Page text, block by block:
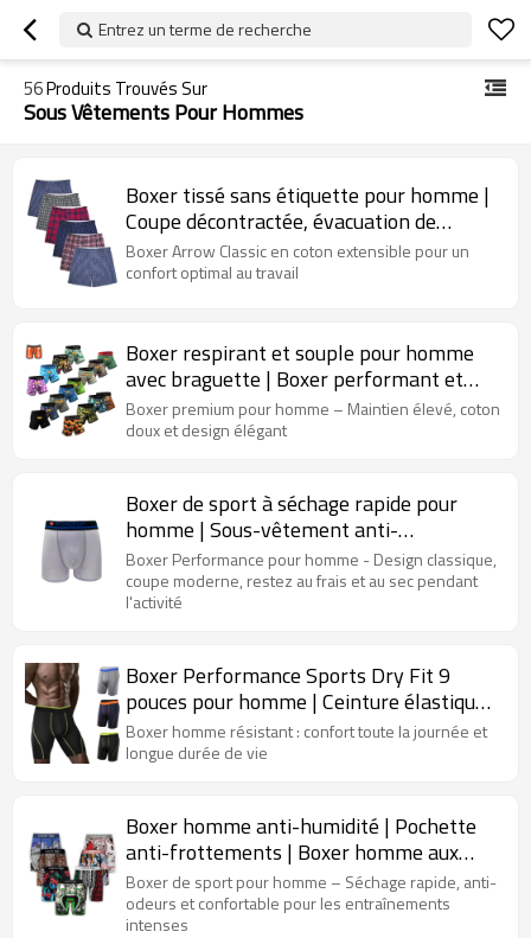
Entrez un terme de recherche
56Produits Trouvés Sur
Sous Vêtements Pour Hommes
Boxer tissé sans étiquette pour homme |
Coupe décontractée, évacuation de
l'humidité | Sous-vêtements pour
homme, couleurs assorties, lots multiples
Boxer Arrow Classic en coton extensible pour un
confort optimal au travail
Boxer respirant et souple pour homme
avec braguette | Boxer performant et
doux | Sous-vêtements actifs à séchage
rapide pour homme
Boxer premium pour homme – Maintien élevé, coton
doux et design élégant
Boxer de sport à séchage rapide pour
homme | Sous-vêtement anti-
frottements | Respirant et évacuant
l'humidité
Boxer Performance pour homme - Design classique,
coupe moderne, restez au frais et au sec pendant
l'activité
Boxer Performance Sports Dry Fit 9
pouces pour homme | Ceinture élastique
souple | Sous-vêtement long grande
taille pour homme
Boxer homme résistant : confort toute la journée et
longue durée de vie
Boxer homme anti-humidité | Pochette
anti-frottements | Boxer homme aux
couleurs vives
Boxer de sport pour homme – Séchage rapide, anti-
odeurs et confortable pour les entraînements
intenses